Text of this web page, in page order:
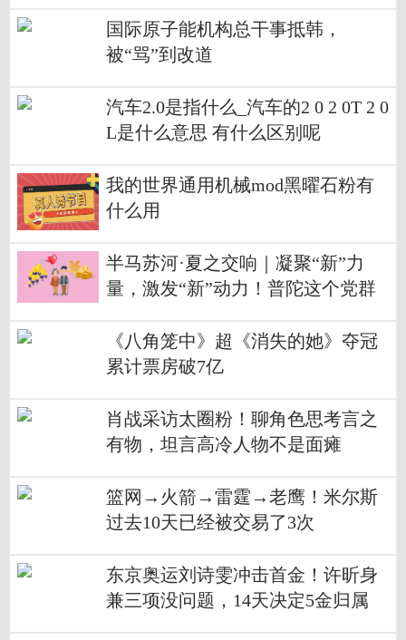
国际原子能机构总干事抵韩，
被“骂”到改道
汽车2.0是指什么_汽车的2 0 2 0T 2 0
L是什么意思 有什么区别呢
我的世界通用机械mod黑曜石粉有
什么用
半马苏河·夏之交响｜凝聚“新”力
量，激发“新”动力！普陀这个党群
《八角笼中》超《消失的她》夺冠
累计票房破7亿
肖战采访太圈粉！聊角色思考言之
有物，坦言高冷人物不是面瘫
篮网→火箭→雷霆→老鹰！米尔斯
过去10天已经被交易了3次
东京奥运刘诗雯冲击首金！许昕身
兼三项没问题，14天决定5金归属